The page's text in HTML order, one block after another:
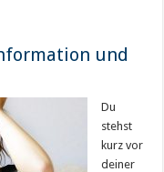
und
Du
stehst
kurz vor
deiner